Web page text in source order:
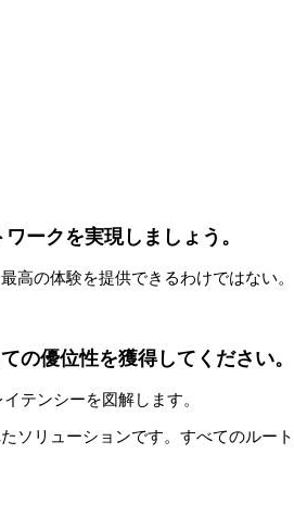
ークを実現しましょう。
高の体験を提供できるわけではない。
の優位性を獲得してください。
テンシーを図解します。
リューションです。すべてのルー